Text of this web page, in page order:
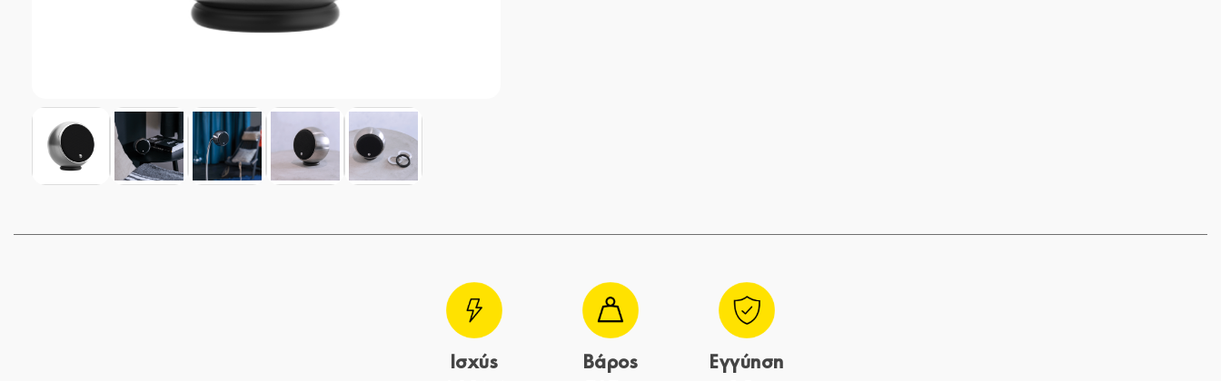
Ισχύς
Βάρος
Εγγύηση